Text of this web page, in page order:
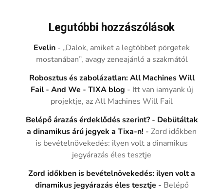
Legutóbbi hozzászólások
Evelin - „Dalok, amiket a legtöbbet pörgetek
mostanában”, avagy zeneajánló a szakmától
Robosztus és zabolázatlan: All Machines Will
Fail - And We - TIXA blog - Itt van iamyank új
projektje, az All Machines Will Fail
Belépő árazás érdeklődés szerint? - Debütáltak
a dinamikus árú jegyek a Tixa-n! -Zord időkben
is bevételnövekedés: ilyen volt a dinamikus
jegyárazás éles tesztje
Zord időkben is bevételnövekedés: ilyen volt a
dinamikus jegyárazás éles tesztje - Belépő